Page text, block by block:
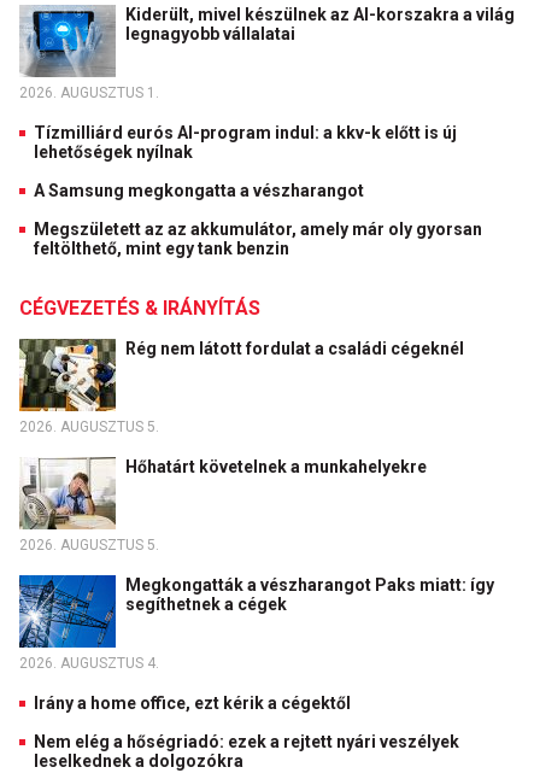
Kiderült, mivel készülnek az AI-korszakra a világ
legnagyobb vállalatai
2026. AUGUSZTUS 1.
Tízmilliárd eurós AI-program indul: a kkv-k előtt is új
lehetőségek nyílnak
A Samsung megkongatta a vészharangot
Megszületett az az akkumulátor, amely már oly gyorsan
feltölthető, mint egy tank benzin
CÉGVEZETÉS & IRÁNYÍTÁS
Rég nem látott fordulat a családi cégeknél
2026. AUGUSZTUS 5.
Hőhatárt követelnek a munkahelyekre
2026. AUGUSZTUS 5.
Megkongatták a vészharangot Paks miatt: így
segíthetnek a cégek
2026. AUGUSZTUS 4.
Irány a home office, ezt kérik a cégektől
Nem elég a hőségriadó: ezek a rejtett nyári veszélyek
leselkednek a dolgozókra